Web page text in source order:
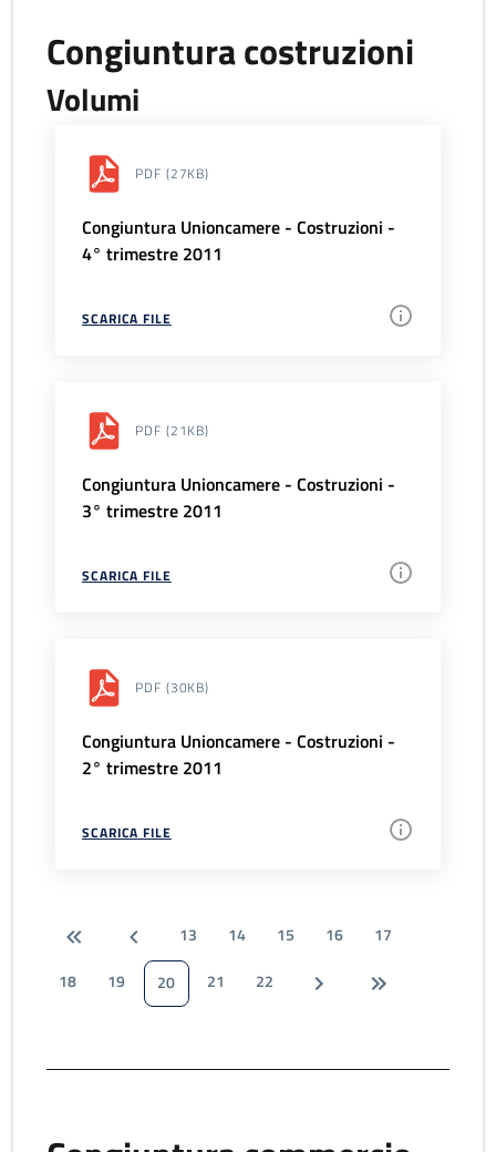
Congiuntura costruzioni
Volumi
PDF (27KB)
Congiuntura Unioncamere - Costruzioni -
4° trimestre 2011
SCARICA FILE
PDF (21KB)
Congiuntura Unioncamere - Costruzioni -
3° trimestre 2011
SCARICA FILE
PDF (30KB)
Congiuntura Unioncamere - Costruzioni -
2° trimestre 2011
SCARICA FILE
13 14 15 16
17
18
19 20 21 22